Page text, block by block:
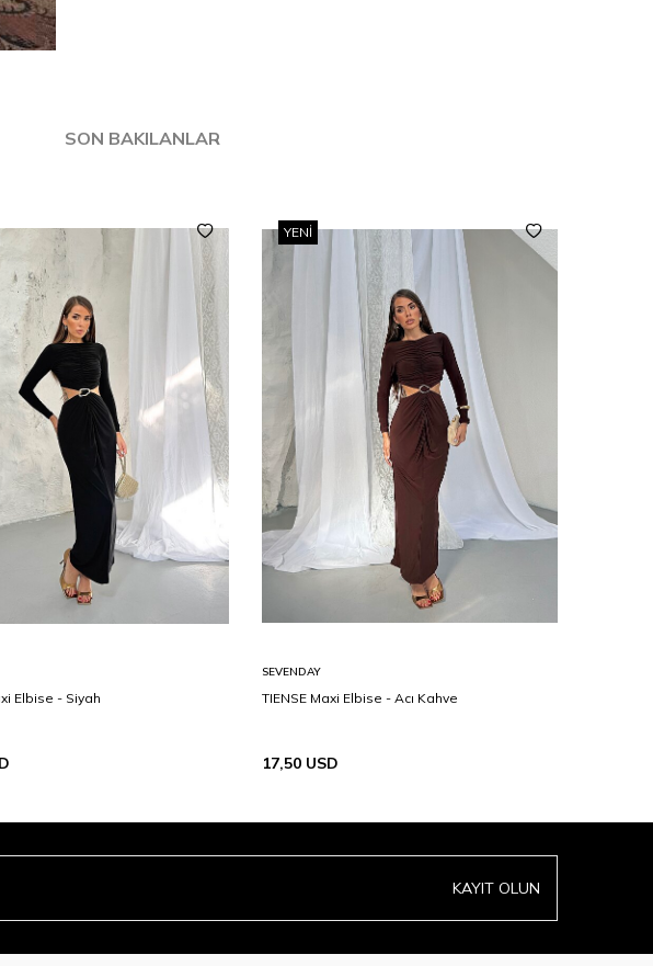
SON BAKILANLAR
Elbise - Siyah
YENI
SEVENDAY
TIENSE Maxi Elbise - Acı Kahve
17,50 USD
KAYIT OLUN